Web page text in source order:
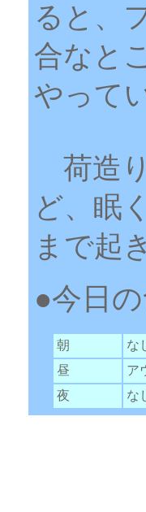
ると、
合なと
やって
荷造
ど、眠
まで起
●今日
朝
な
昼
ア
夜
な